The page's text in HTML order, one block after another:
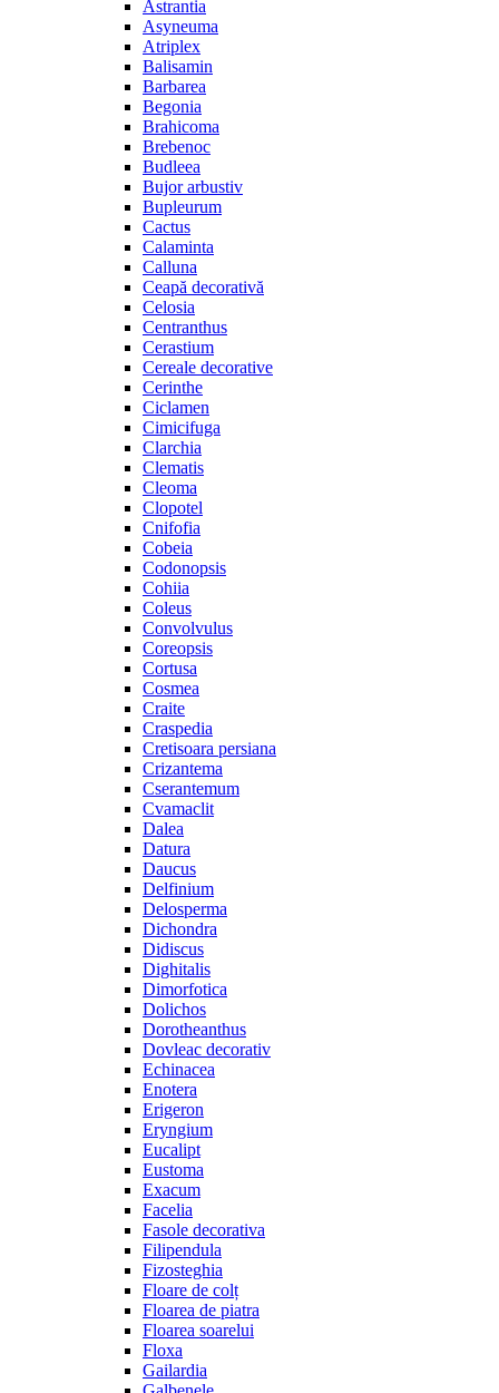
Astrantia
Asyneuma
Atriplex
Balisamin
Barbarea
Begonia
Brahicoma
Brebenoc
Budleea
Bujor arbustiv
Bupleurum
Cactus
Calaminta
Calluna
Ceapă decorativă
Celosia
Centranthus
Cerastium
Cereale decorative
Cerinthe
Ciclamen
Cimicifuga
Clarchia
Clematis
Cleoma
Clopotel
Cnifofia
Cobeia
Codonopsis
Cohiia
Coleus
Convolvulus
Coreopsis
Cortusa
Cosmea
Craite
Craspedia
Cretisoara persiana
Crizantema
Cserantemum
Cvamaclit
Dalea
Datura
Daucus
Delfinium
Delosperma
Dichondra
Didiscus
Dighitalis
Dimorfotica
Dolichos
Dorotheanthus
Dovleac decorativ
Echinacea
Enotera
Erigeron
Eryngium
Eucalipt
Eustoma
Exacum
Facelia
Fasole decorativa
Filipendula
Fizosteghia
Floare de colț
Floarea de piatra
Floarea soarelui
Floxa
Gailardia